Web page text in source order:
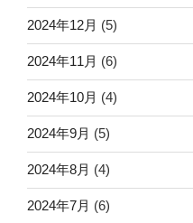
2024年12月 (5)
2024年11月 (6)
2024年10月 (4)
2024年9月 (5)
2024年8月 (4)
2024年7月 (6)